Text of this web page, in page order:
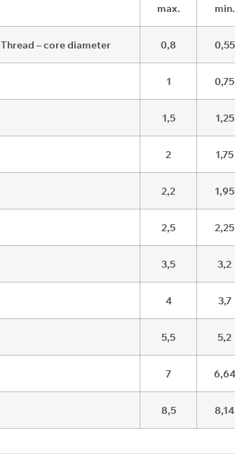
max. min.
Thread – core diameter 0,8 0,55
1 0,75
1,5 1,25
2 1,75
2,2 1,95
2,5 2,25
3,5 3,2
4 3,7
5,5 5,2
7 6,64
8,5 8,14